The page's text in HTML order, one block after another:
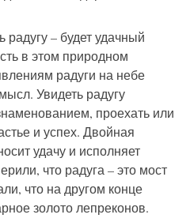
радугу – будет удачный
в этом природном
радуги на небе
Увидеть радугу
проехать или
и успех. Двойная
удачу и исполняет
что радуга – это мост
что на другом конце
золото лепреконов.